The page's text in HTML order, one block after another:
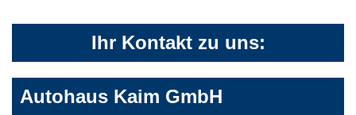
Ihr Kontakt zu uns:
Autohaus Kaim GmbH